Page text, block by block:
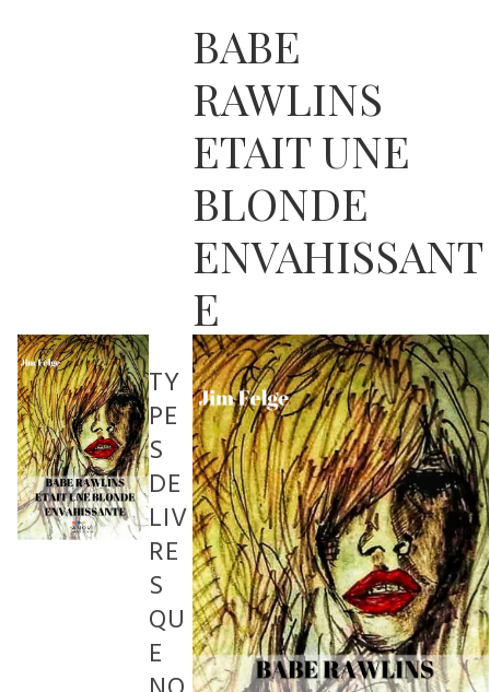
BABE
RAWLINS
ETAIT UNE
BLONDE
ENVAHISSANT
E
TY
PE
S
DE
LIV
RE
S
QU
E